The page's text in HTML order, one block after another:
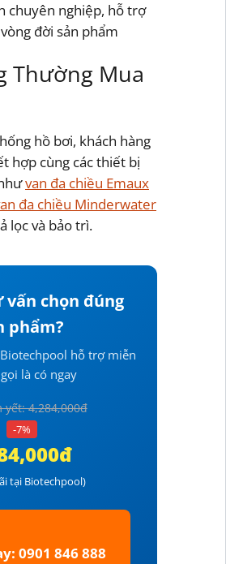
chuyên nghiệp, hỗ trợ
đời sản phẩm
Thường Mua
hồ bơi, khách hàng
hợp cùng các thiết bị
van đa chiều Emaux
đa chiều Minderwater
lọc và bảo trì.
vấn chọn đúng
phẩm?
hỗ trợ miễn
là có ngay
yết: 4,284,000đ
-7%
tại Biotechpool)
0901 846 888